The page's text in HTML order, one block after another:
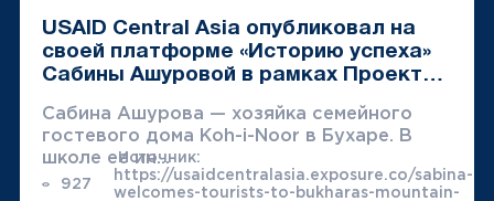
USAID Central Asia опубликовал на
своей платформе «Историю успеха»
Сабины Ашуровой в рамках Проекта
Cабина Ашурова — хозяйка семейного
гостевого дома Koh-i-Noor в Бухаре. В
школе ее ин...
927
Источник:
https://usaidcentralasia.exposure.co/sabina-
welcomes-tourists-to-bukharas-mountain-